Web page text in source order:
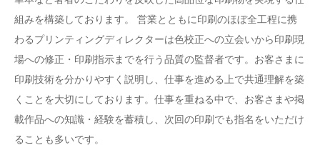
組みを構築しております。 営業とともに印刷のほぼ全工程に携
わるプリンティングディレクターは色校正への立会いから印刷現
場への修正・印刷指示までを行う品質の監督者です。お客さまに
印刷技術を分かりやすく説明し、仕事を進める上で共通理解を築
くことを大切にしております。仕事を重ねる中で、お客さまや掲
載作品への知識・経験を蓄積し、次回の印刷でも指名をいただけ
ることも多いです。